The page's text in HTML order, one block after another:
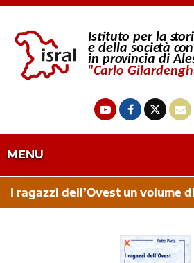
MENU
I ragazzi dell’Ovest un volume